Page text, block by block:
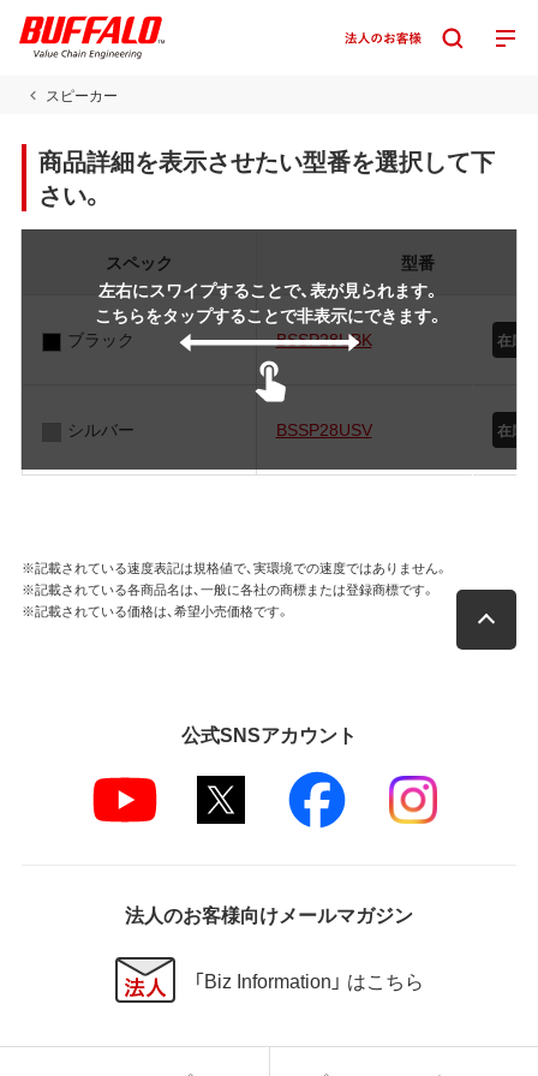
スピーカー
商品詳細を表示させたい型番を選択して下
さい。
左右にスワイプすることで、表が見られます。
こちらをタップすることで非表示にできます。
スペック 型番
ブラック BSSP28UBK 在庫
シルバー BSSP28USV 在庫
※記載されている速度表記は規格値で、実環境での速度ではありません。
※記載されている各商品名は、一般に各社の商標または登録商標です。
※記載されている価格は、希望小売価格です。
公式SNSアカウント
法人のお客様向けメールマガジン
「Biz Information」 はこちら